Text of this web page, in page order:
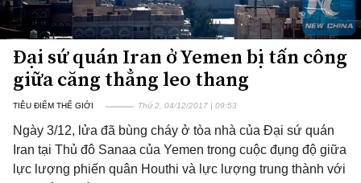
Đại sứ quán Iran ở Yemen bị tấn công
giữa căng thẳng leo thang
TIÊU ĐIỂM THẾ GIỚI Thứ 2, 04/12/2017 | 09:53
Ngày 3/12, lửa đã bùng cháy ở tòa nhà của Đại sứ quán
Iran tại Thủ đô Sanaa của Yemen trong cuộc đụng độ giữa
lực lượng phiến quân Houthi và lực lượng trung thành với